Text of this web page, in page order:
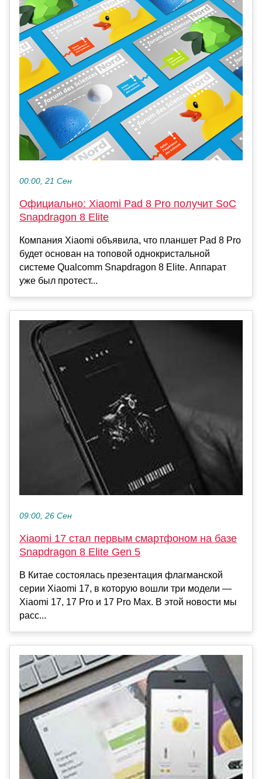
00:00, 21 Сен
Официально: Xiaomi Pad 8 Pro получит SoC
Snapdragon 8 Elite
Компания Xiaomi объявила, что планшет Pad 8 Pro
будет основан на топовой однокристальной
системе Qualcomm Snapdragon 8 Elite. Аппарат
уже был протест...
09:00, 26 Сен
Xiaomi 17 стал первым смартфоном на базе
Snapdragon 8 Elite Gen 5
В Китае состоялась презентация флагманской
серии Xiaomi 17, в которую вошли три модели —
Xiaomi 17, 17 Pro и 17 Pro Max. В этой новости мы
расс...